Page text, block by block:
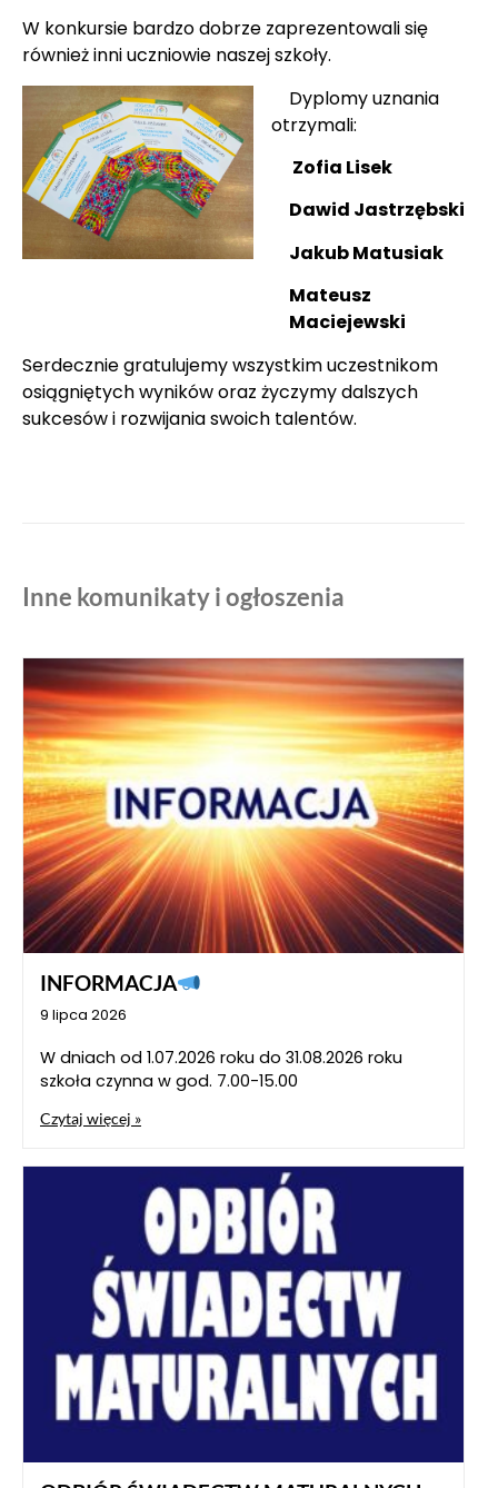
W konkursie bardzo dobrze zaprezentowali się
również inni uczniowie naszej szkoły.
Dyplomy uznania
otrzymali:
Zofia Lisek
Dawid Jastrzębski
Jakub Matusiak
Mateusz
Maciejewski
Serdecznie gratulujemy wszystkim uczestnikom
osiągniętych wyników oraz życzymy dalszych
sukcesów i rozwijania swoich talentów.
Inne komunikaty i ogłoszenia
INFORMACJA
9 lipca 2026
W dniach od 1.07.2026 roku do 31.08.2026 roku
szkoła czynna w god. 7.00-15.00
Czytaj więcej »